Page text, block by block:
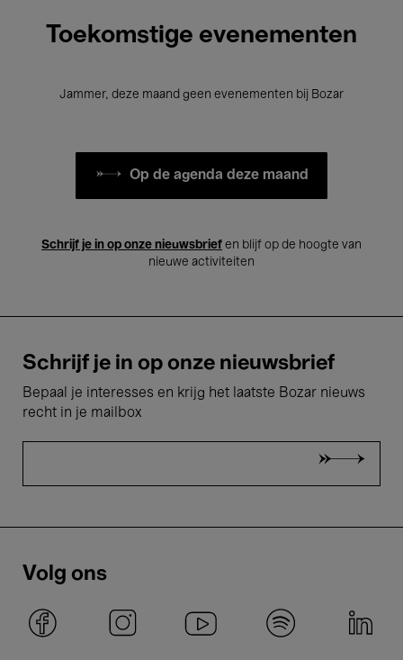
Toekomstige evenementen
Jammer, deze maand geen evenementen bij Bozar
Op de agenda deze maand
Schrijf je in op onze nieuwsbrief en blijf op de hoogte van
nieuwe activiteiten
Schrijf je in op onze nieuwsbrief
Bepaal je interesses en krijg het laatste Bozar nieuws
recht in je mailbox
Volg ons